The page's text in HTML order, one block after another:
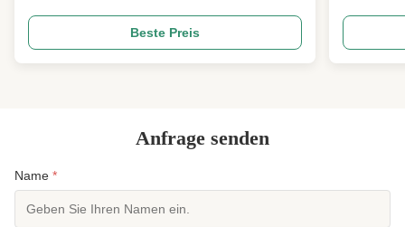
schützende Polyester-Stapelfaser 1,4D*38MM
Spezifikationen können angepasst werden
Produktbeschreibung Unsere 1,5D*38MM
Beste Preis
mit
Anfrage senden
Name *